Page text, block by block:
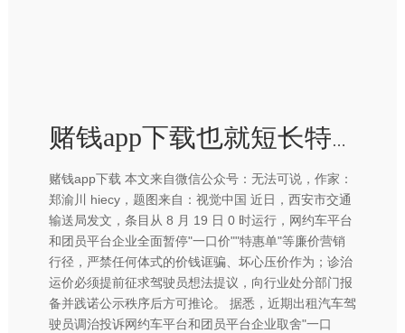
赌钱app下载也就短长特惠、一口价不打-赢钱的游戏软件·(中国)官方网站
赌钱app下载 本文来自微信公众号：无法可说，作家：
郑渝川 hiecy，题图来自：视觉中国 近日，西安市交通
输送局发文，条目从 8 月 19 日 0 时运行，网约车平台
和团员平台企业全面暂停"一口价""特惠单"等廉价营销
行径，严禁任何体式的价钱诓骗、坏心压价作为；诊治
运价必须提前征求驾驶员想法提议，向行业处分部门报
备并践诺公示秩序后方可推论。 据悉，近期出租汽车驾
驶员调治投诉网约车平台和团员平台企业取舍"一口